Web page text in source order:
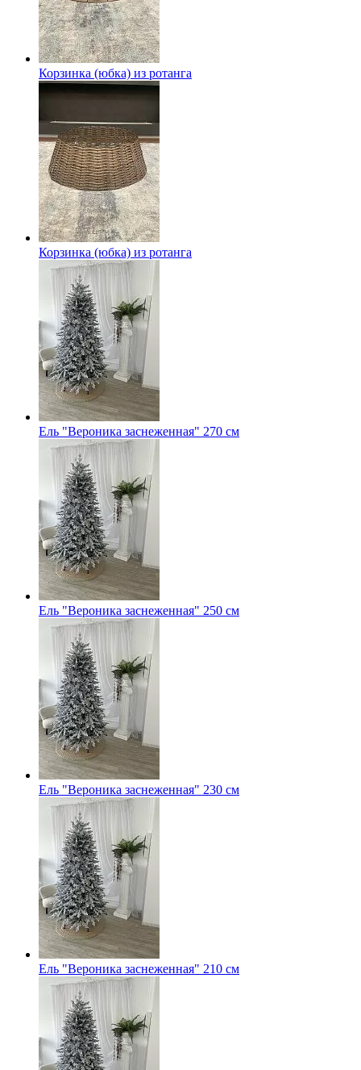
Корзинка (юбка) из ротанга
Корзинка (юбка) из ротанга
Ель "Вероника заснеженная" 270 см
Ель "Вероника заснеженная" 250 см
Ель "Вероника заснеженная" 230 см
Ель "Вероника заснеженная" 210 см